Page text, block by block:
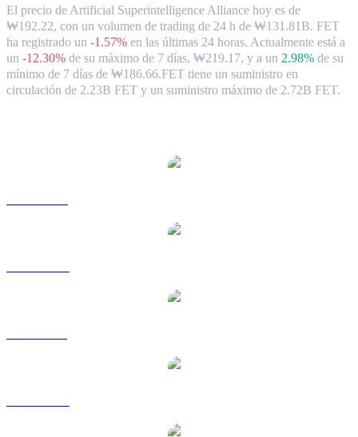
El precio de Artificial Superintelligence Alliance hoy es de
₩192.22, con un volumen de trading de 24 h de ₩131.81B. FET
ha registrado un -1.57% en las últimas 24 horas. Actualmente está a
un -12.30% de su máximo de 7 días, ₩219.17, y a un 2.98% de su
mínimo de 7 días de ₩186.66.FET tiene un suministro en
circulación de 2.23B FET y un suministro máximo de 2.72B FET.